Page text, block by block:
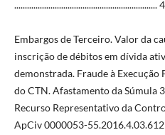
...................................................................
Embargos de Terceiro. Valor da
inscrição de débitos em dívida
demonstrada. Fraude à
do CTN. Afastamento da Súmula
Recurso Representativo da
ApCiv 0000053-